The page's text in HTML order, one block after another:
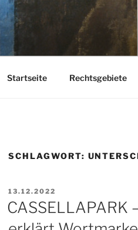
KEHL
Rechtsanwaltsgesellschaft
Startseite Rechtsgebiete
SCHLAGWORT:
VERÖFFENTLICHT
AM
13.12.2022
CASSELLAPARK